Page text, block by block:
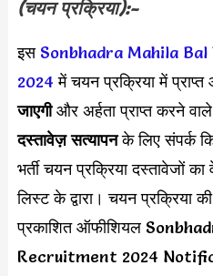
(चयन प्रक्रिया):-
इस Sonbhadra Mahila
2024 में चयन प्रक्रिया में
जाएगीऔर अर्हता प्राप्त करने
दस्तावेज़ सत्यापनके लिए संपर्क
भर्ती चयन प्रक्रिया दस्तावेजों
लिस्ट के द्वारा। चयन प्रक्रिया
प्रकाशित ऑफीशियल
Recruitment 2024